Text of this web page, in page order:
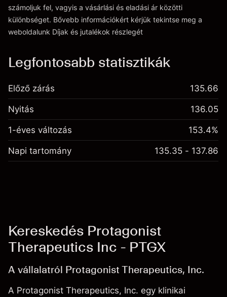
Díjak és jutalékokrészlegét
számoljuk fel, vagyis a vásárlási és eladási ár közötti
különbséget. Bővebb információkért kérjük tekintse meg a
weboldalunk Díjak és jutalékok részlegét
Legfontosabb statisztikák
Előző zárás 135.66
Nyitás 136.05
1-éves változás 153.4%
Napi tartomány 135.35 - 137.86
Kereskedés Protagonist
Therapeutics Inc - PTGX
A vállalatról Protagonist Therapeutics, Inc.
A Protagonist Therapeutics, Inc. egy klinikai